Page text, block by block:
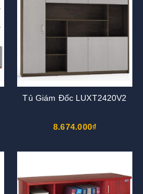
Tủ Giám Đốc LUXT2420V2
8.674.000₫